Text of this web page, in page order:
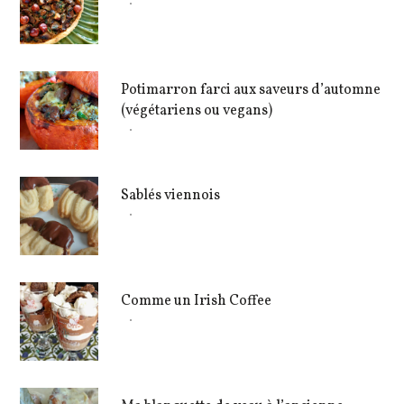
Potimarron farci aux saveurs d’automne
(végétariens ou vegans)
Sablés viennois
Comme un Irish Coffee